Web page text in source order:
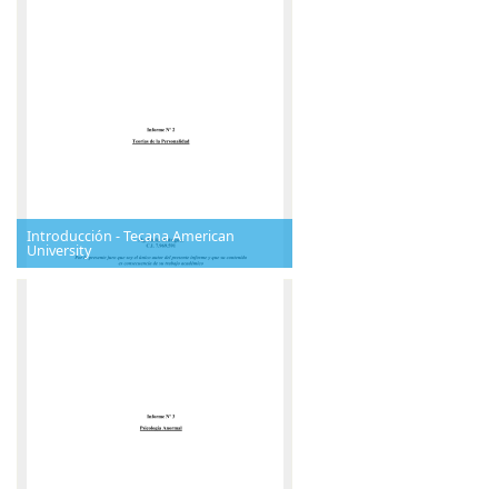
Introducción - Tecana American
University